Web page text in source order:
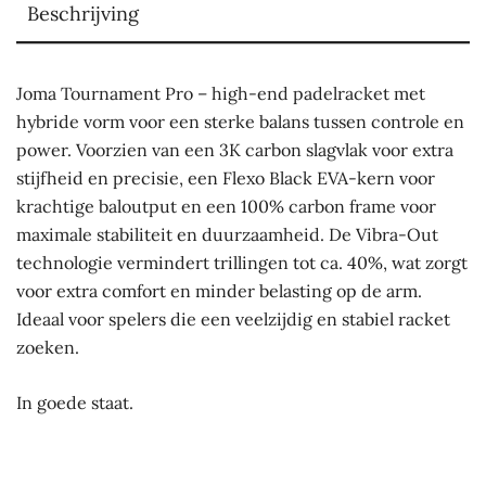
Beschrijving
Joma Tournament Pro – high-end padelracket met
hybride vorm voor een sterke balans tussen controle en
power. Voorzien van een 3K carbon slagvlak voor extra
stijfheid en precisie, een Flexo Black EVA-kern voor
krachtige baloutput en een 100% carbon frame voor
maximale stabiliteit en duurzaamheid. De Vibra-Out
technologie vermindert trillingen tot ca. 40%, wat zorgt
voor extra comfort en minder belasting op de arm.
Ideaal voor spelers die een veelzijdig en stabiel racket
zoeken.
In goede staat.